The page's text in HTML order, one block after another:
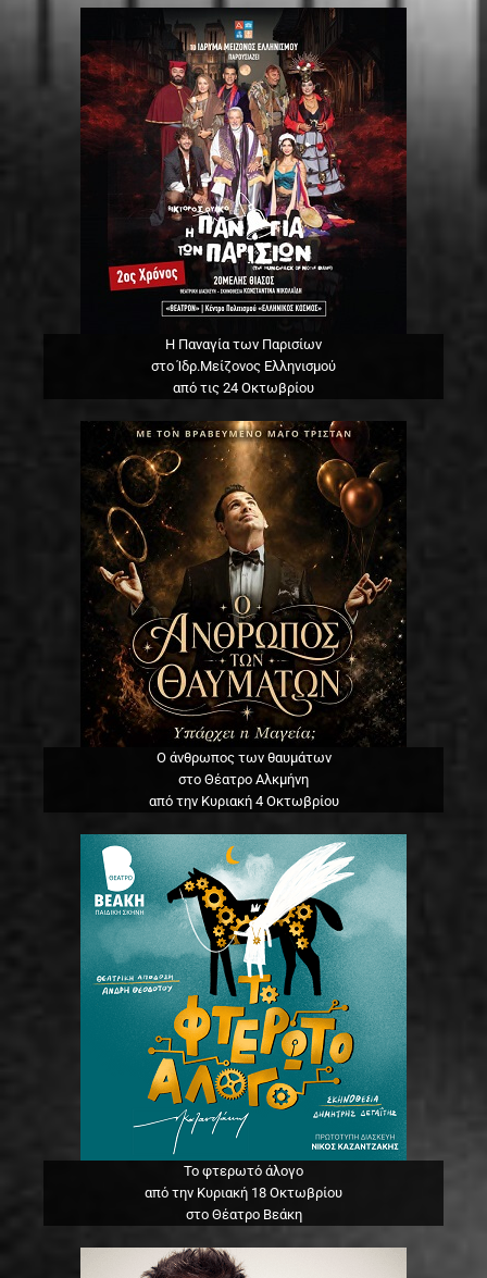
Η Παναγία των Παρισίων
στο Ίδρ.Μείζονος Ελληνισμού
από τις 24 Οκτωβρίου
Ο άνθρωπος των θαυμάτων
στο Θέατρο Αλκμήνη
από την Κυριακή 4 Οκτωβρίου
Το φτερωτό άλογο
από την Κυριακή 18 Οκτωβρίου
στο Θέατρο Βεάκη